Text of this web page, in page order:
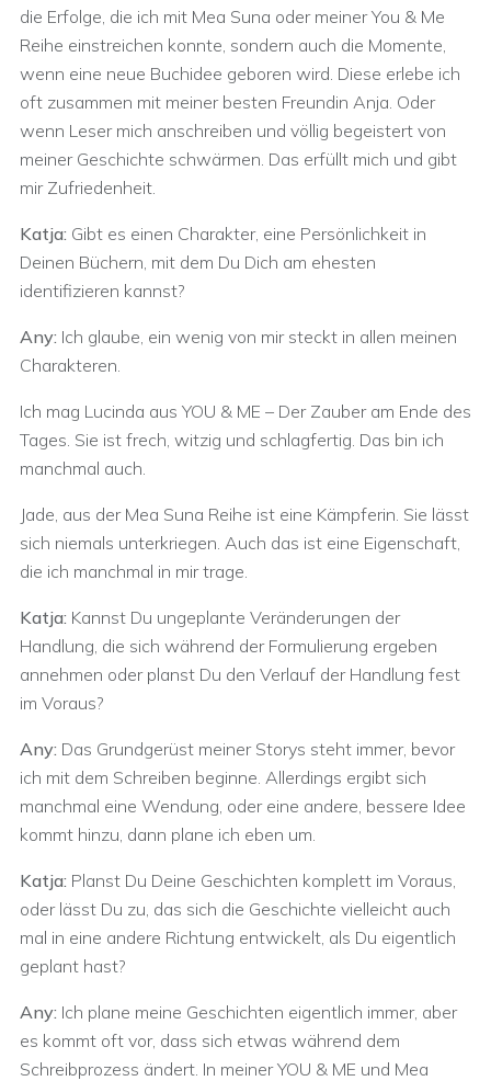
die Erfolge, die ich mit Mea Suna oder meiner You & Me
Reihe einstreichen konnte, sondern auch die Momente,
wenn eine neue Buchidee geboren wird. Diese erlebe ich
oft zusammen mit meiner besten Freundin Anja. Oder
wenn Leser mich anschreiben und völlig begeistert von
meiner Geschichte schwärmen. Das erfüllt mich und gibt
mir Zufriedenheit.
Katja: Gibt es einen Charakter, eine Persönlichkeit in
Deinen Büchern, mit dem Du Dich am ehesten
identifizieren kannst?
Any: Ich glaube, ein wenig von mir steckt in allen meinen
Charakteren.
Ich mag Lucinda aus YOU & ME – Der Zauber am Ende des
Tages. Sie ist frech, witzig und schlagfertig. Das bin ich
manchmal auch.
Jade, aus der Mea Suna Reihe ist eine Kämpferin. Sie lässt
sich niemals unterkriegen. Auch das ist eine Eigenschaft,
die ich manchmal in mir trage.
Katja: Kannst Du ungeplante Veränderungen der
Handlung, die sich während der Formulierung ergeben
annehmen oder planst Du den Verlauf der Handlung fest
im Voraus?
Any: Das Grundgerüst meiner Storys steht immer, bevor
ich mit dem Schreiben beginne. Allerdings ergibt sich
manchmal eine Wendung, oder eine andere, bessere Idee
kommt hinzu, dann plane ich eben um.
Katja: Planst Du Deine Geschichten komplett im Voraus,
oder lässt Du zu, das sich die Geschichte vielleicht auch
mal in eine andere Richtung entwickelt, als Du eigentlich
geplant hast?
Any: Ich plane meine Geschichten eigentlich immer, aber
es kommt oft vor, dass sich etwas während dem
Schreibprozess ändert. In meiner YOU & ME und Mea